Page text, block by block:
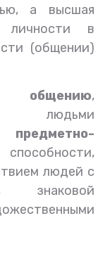
а высшая
личности в
(общении)
общению,
с людьми
предметно-
людей с
знаковой